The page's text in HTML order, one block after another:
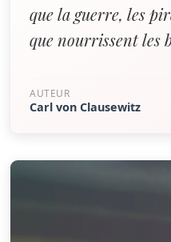
que la guerre, les
que nourrissent les
AUTEUR
Carl von Clausewitz